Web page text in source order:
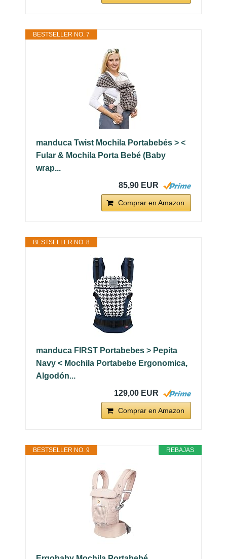
BESTSELLER NO. 7
manduca Twist Mochila Portabebés > <
Fular & Mochila Porta Bebé (Baby
wrap...
85,90 EUR
Comprar en Amazon
BESTSELLER NO. 8
manduca FIRST Portabebes > Pepita
Navy < Mochila Portabebe Ergonomica,
Algodón...
129,00 EUR
Comprar en Amazon
REBAJAS
BESTSELLER NO. 9